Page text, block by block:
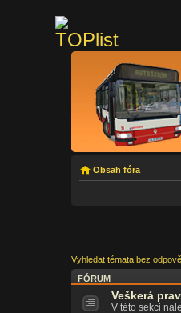
Obsah fóra
Vyhledat témata bez
FÓRUM
Veškerá
V této sekci